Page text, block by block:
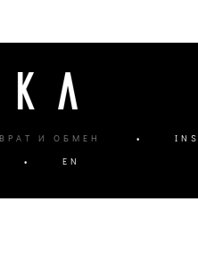
И ОБМЕН •
• EN